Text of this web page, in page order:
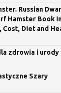
Russian
Hamster Book
Cost, Diet and
zdrowia i urody
Szary